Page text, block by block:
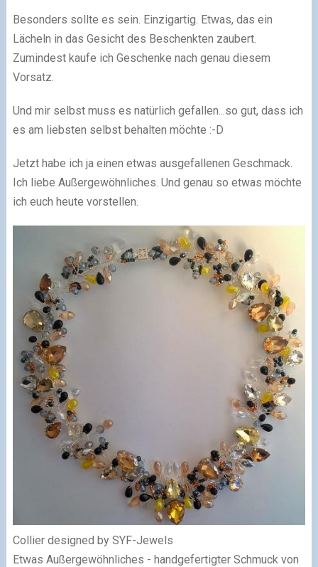
Besonders sollte es sein. Einzigartig. Etwas, das ein
Lächeln in das Gesicht des Beschenkten zaubert.
Zumindest kaufe ich Geschenke nach genau diesem
Vorsatz.
Und mir selbst muss es natürlich gefallen...so gut, dass ich
es am liebsten selbst behalten möchte :-D
Jetzt habe ich ja einen etwas ausgefallenen Geschmack.
Ich liebe Außergewöhnliches. Und genau so etwas möchte
ich euch heute vorstellen.
Collier designed by SYF-Jewels
Etwas Außergewöhnliches - handgefertigter Schmuck von